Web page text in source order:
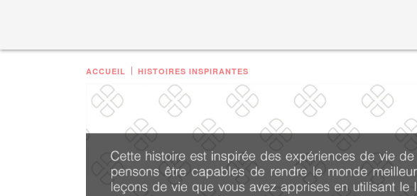
ACCUEIL HISTOIRES INSPIRANTES